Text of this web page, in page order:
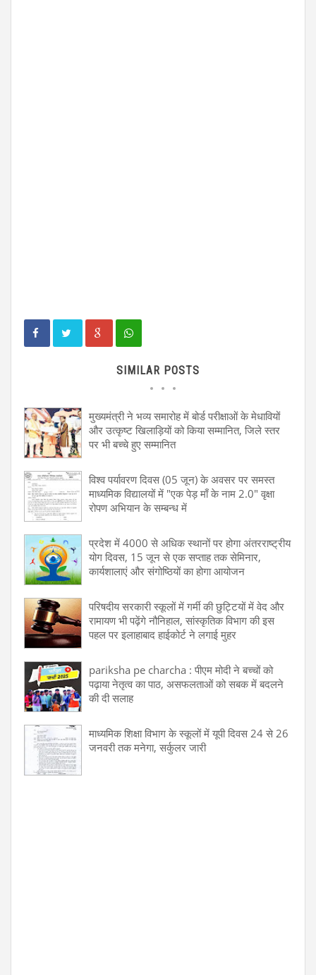
SIMILAR POSTS
मुख्यमंत्री ने भव्य समारोह में बोर्ड परीक्षाओं के मेधावियों
और उत्कृष्ट खिलाड़ियों को किया सम्मानित, जिले स्तर
पर भी बच्चे हुए सम्मानित
विश्व पर्यावरण दिवस (05 जून) के अवसर पर समस्त
माध्यमिक विद्यालयों में "एक पेड़ माँ के नाम 2.0" वृक्षा
रोपण अभियान के सम्बन्ध में
प्रदेश में 4000 से अधिक स्थानों पर होगा अंतरराष्ट्रीय
योग दिवस, 15 जून से एक सप्ताह तक सेमिनार,
कार्यशालाएं और संगोष्ठियों का होगा आयोजन
परिषदीय सरकारी स्कूलों में गर्मी की छुट्टियों में वेद और
रामायण भी पढ़ेंगे नौनिहाल, सांस्कृतिक विभाग की इस
पहल पर इलाहाबाद हाईकोर्ट ने लगाई मुहर
pariksha pe charcha : पीएम मोदी ने बच्चों को
पढ़ाया नेतृत्व का पाठ, असफलताओं को सबक में बदलने
की दी सलाह
माध्यमिक शिक्षा विभाग के स्कूलों में यूपी दिवस 24 से 26
जनवरी तक मनेगा, सर्कुलर जारी